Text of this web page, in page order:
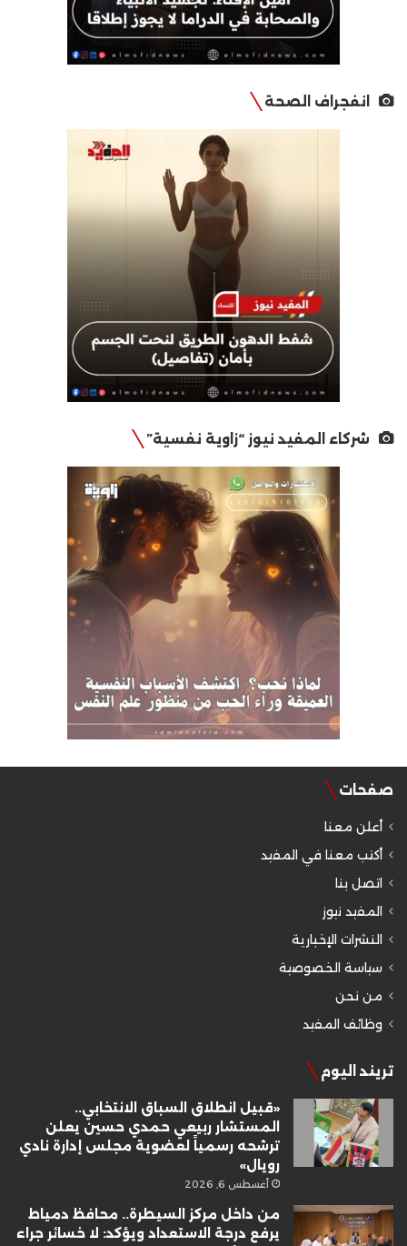
انفجراف الصحة
شركاء المفيد نيوز “زاوية نفسية”
صفحات
أعلن معنا
أكتب معنا في المفيد
اتصل بنا
المفيد نيوز
النشرات الإخبارية
سياسة الخصوصية
من نحن
وظائف المفيد
تريند اليوم
«قبيل انطلاق السباق الانتخابي..
المستشار ربيعي حمدي حسين يعلن
ترشحه رسمياً لعضوية مجلس إدارة نادي
رويال»
أغسطس 6, 2026
من داخل مركز السيطرة.. محافظ دمياط
يرفع درجة الاستعداد ويؤكد: لا خسائر جراء